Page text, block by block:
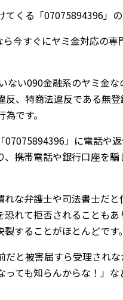
くる「07075894396」の
今すぐにヤミ金対応の専
い090金融系のヤミ金な
、特商法違反である無
です。
」に電話や
携帯電話や銀行口座を
な弁護士や司法書士だ
れて拒否されることも
することがほとんどです。
と被害届すら受理され
ても知らんからな！」